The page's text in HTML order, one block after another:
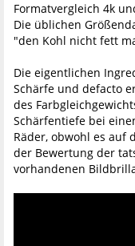
Formatvergleich 4k
Die üblichen
"den Kohl nicht fett
Die eigentlichen
Schärfe und defacto
des
Schärfentiefe bei
Räder, obwohl es auf
der Bewertung der
vorhandenen